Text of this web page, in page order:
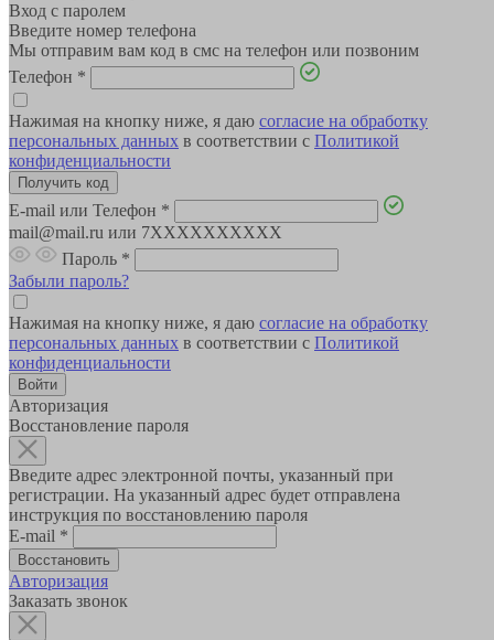
Вход с паролем
Введите номер телефона
Мы отправим вам код в смс на телефон или позвоним
Телефон *
Нажимая на кнопку ниже, я даю согласие на обработку
персональных данных в соответствии с Политикой
конфиденциальности
E-mail или Телефон *
mail@mail.ru или 7XXXXXXXXXX
Пароль *
Забыли пароль?
Нажимая на кнопку ниже, я даю согласие на обработку
персональных данных в соответствии с Политикой
конфиденциальности
Авторизация
Восстановление пароля
Введите адрес электронной почты, указанный при
регистрации. На указанный адрес будет отправлена
инструкция по восстановлению пароля
E-mail *
Авторизация
Заказать звонок